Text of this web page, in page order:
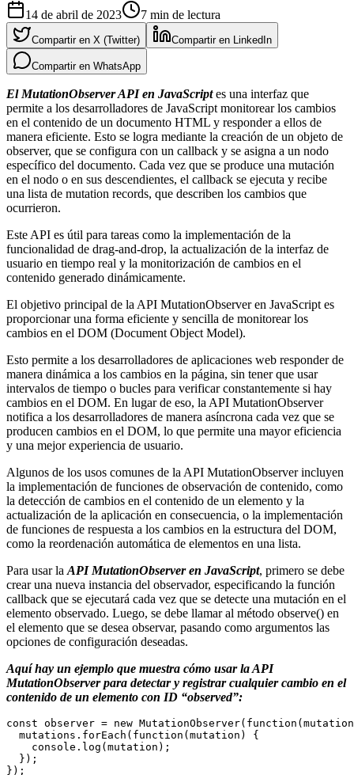
14 de abril de 2023
7 min de lectura
Compartir en X (Twitter) Compartir en LinkedIn
Compartir en WhatsApp
El MutationObserver API en JavaScriptes una interfaz que
permite a los desarrolladores de JavaScript monitorear los cambios
en el contenido de un documento HTML y responder a ellos de
manera eficiente. Esto se logra mediante la creación de un objeto de
observer, que se configura con un callback y se asigna a un nodo
específico del documento. Cada vez que se produce una mutación
en el nodo o en sus descendientes, el callback se ejecuta y recibe
una lista de mutation records, que describen los cambios que
ocurrieron.
Este API es útil para tareas como la implementación de la
funcionalidad de drag-and-drop, la actualización de la interfaz de
usuario en tiempo real y la monitorización de cambios en el
contenido generado dinámicamente.
El objetivo principal de la API MutationObserver en JavaScript es
proporcionar una forma eficiente y sencilla de monitorear los
cambios en el DOM (Document Object Model).
Esto permite a los desarrolladores de aplicaciones web responder de
manera dinámica a los cambios en la página, sin tener que usar
intervalos de tiempo o bucles para verificar constantemente si hay
cambios en el DOM. En lugar de eso, la API MutationObserver
notifica a los desarrolladores de manera asíncrona cada vez que se
producen cambios en el DOM, lo que permite una mayor eficiencia
y una mejor experiencia de usuario.
Algunos de los usos comunes de la API MutationObserver incluyen
la implementación de funciones de observación de contenido, como
la detección de cambios en el contenido de un elemento y la
actualización de la aplicación en consecuencia, o la implementación
de funciones de respuesta a los cambios en la estructura del DOM,
como la reordenación automática de elementos en una lista.
Para usar la API MutationObserver en JavaScript, primero se debe
crear una nueva instancia del observador, especificando la función
callback que se ejecutará cada vez que se detecte una mutación en el
elemento observado. Luego, se debe llamar al método observe() en
el elemento que se desea observar, pasando como argumentos las
opciones de configuración deseadas.
Aquí hay un ejemplo que muestra cómo usar la API
MutationObserver para detectar y registrar cualquier cambio en el
contenido de un elemento con ID “observed”:
const observer = new MutationObserver( function
  mutations.
forEach ( function (mutation) {
    console.
log (mutation);
  });
});